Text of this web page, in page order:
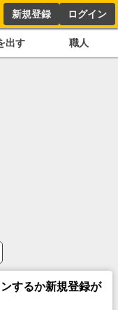
新規登録 ログイン
出す 職人
するか新規登録が